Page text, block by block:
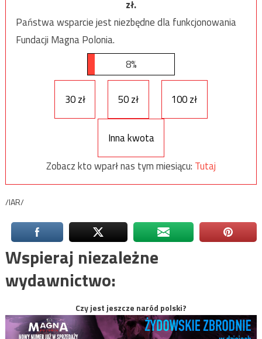
zł.
Państwa wsparcie jest niezbędne dla funkcjonowania
Fundacji Magna Polonia.
8%
30 zł 50 zł 100 zł
Inna kwota
Zobacz kto wparł nas tym miesiącu: Tutaj
/IAR/
Wspieraj niezależne
wydawnictwo:
Czy jest jeszcze naród polski?